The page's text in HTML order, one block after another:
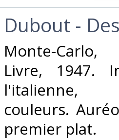
‎Dubout -
‎Monte-
Livre, 1947.
l'italienne,
couleurs.
premier plat. ‎